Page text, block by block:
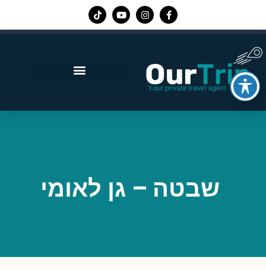
שבטה – גן לאומי